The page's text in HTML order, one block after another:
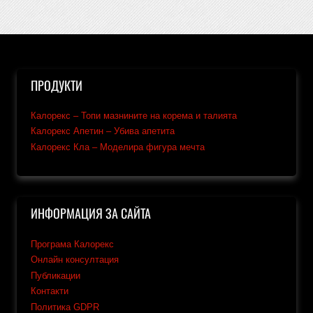
ПРОДУКТИ
Калорекс – Топи мазнините на корема и талията
Калорекс Апетин – Убива апетита
Калорекс Кла – Моделира фигура мечта
ИНФОРМАЦИЯ ЗА САЙТА
Програма Калорекс
Онлайн консултация
Публикации
Контакти
Политика GDPR